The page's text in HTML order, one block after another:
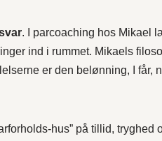
. I parcoaching hos Mikael
ind i rummet. Mikaels
er den belønning, I
hus” på tillid, tryghed